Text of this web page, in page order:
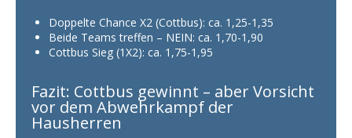
Doppelte Chance X2 (Cottbus): ca. 1,25-1,35
Beide Teams treffen – NEIN: ca. 1,70-1,90
Cottbus Sieg (1X2): ca. 1,75-1,95
Fazit: Cottbus gewinnt – aber Vorsicht
vor dem Abwehrkampf der
Hausherren